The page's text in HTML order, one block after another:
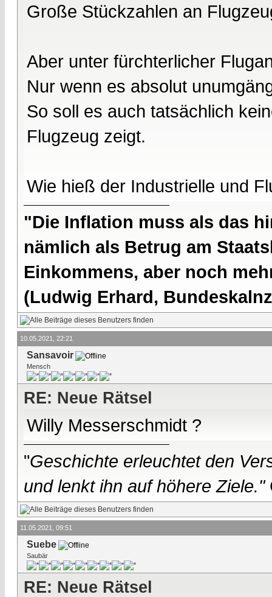
Große Stückzahlen an
Aber unter fürchterlicher
Nur wenn es absolut
So soll es auch tatsächlich
Flugzeug zeigt.
Wie hieß der Industrielle und
"Die Inflation muss als das
nämlich als Betrug am
Einkommens, aber noch
(Ludwig Erhard,
10.05.2021, 22:21
Sansavoir
Mensch
RE: Neue Rätsel
Willy Messerschmidt ?
"Geschichte erleuchtet den
und lenkt ihn auf höhere Ziele."
11.05.2021, 09:51
Suebe
Saubär
RE: Neue Rätsel